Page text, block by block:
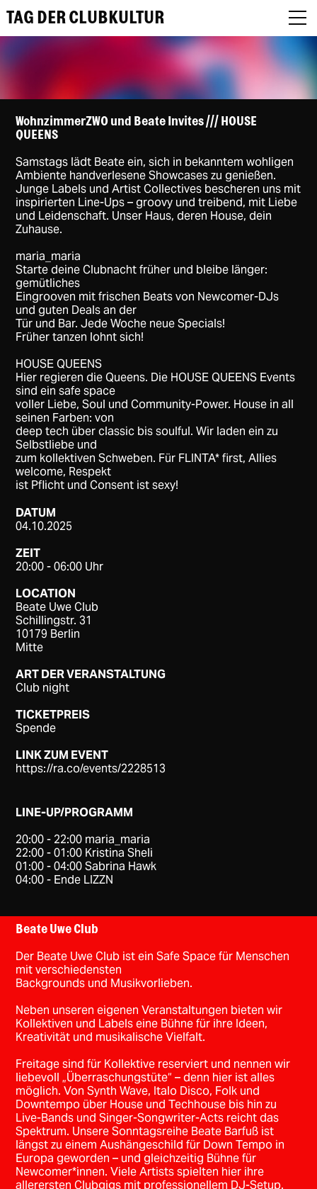
About
Programm
Podcast
Festival Recap
TAG DER CLUBKULTUR
WohnzimmerZWO und Beate Invites /// HOUSE
QUEENS
Samstags lädt Beate ein, sich in bekanntem wohligen
Ambiente handverlesene Showcases zu genießen.
Junge Labels und Artist Collectives bescheren uns mit
inspirierten Line-Ups – groovy und treibend, mit Liebe
und Leidenschaft. Unser Haus, deren House, dein
Zuhause.
maria_maria
Starte deine Clubnacht früher und bleibe länger:
gemütliches
Eingrooven mit frischen Beats von Newcomer-DJs
und guten Deals an der
Tür und Bar. Jede Woche neue Specials!
Früher tanzen lohnt sich!
HOUSE QUEENS
Hier regieren die Queens. Die HOUSE QUEENS Events
sind ein safe space
voller Liebe, Soul und Community-Power. House in all
seinen Farben: von
deep tech über classic bis soulful. Wir laden ein zu
Selbstliebe und
zum kollektiven Schweben. Für FLINTA* first, Allies
welcome, Respekt
ist Pflicht und Consent ist sexy!
DATUM
04.10.2025
ZEIT
20:00 - 06:00 Uhr
LOCATION
Beate Uwe Club
Schillingstr. 31
10179 Berlin
Mitte
ART DER VERANSTALTUNG
Club night
TICKETPREIS
Spende
LINK ZUM EVENT
https://ra.co/events/2228513
LINE-UP/PROGRAMM
20:00 - 22:00 maria_maria
22:00 - 01:00 Kristina Sheli
01:00 - 04:00 Sabrina Hawk
04:00 - Ende LIZZN
Beate Uwe Club
Der Beate Uwe Club ist ein Safe Space für Menschen
mit verschiedensten
Backgrounds und Musikvorlieben.
Neben unseren eigenen Veranstaltungen bieten wir
Kollektiven und Labels eine Bühne für ihre Ideen,
Kreativität und musikalische Vielfalt.
Freitage sind für Kollektive reserviert und nennen wir
liebevoll „Überraschungstüte“ – denn hier ist alles
möglich. Von Synth Wave, Italo Disco, Folk und
Downtempo über House und Techhouse bis hin zu
Live-Bands und Singer-Songwriter-Acts reicht das
Spektrum. Unsere Sonntagsreihe Beate Barfuß ist
längst zu einem Aushängeschild für Down Tempo in
Europa geworden – und gleichzeitig Bühne für
Newcomer*innen. Viele Artists spielten hier ihre
allerersten Clubgigs mit professionellem DJ-Setup.